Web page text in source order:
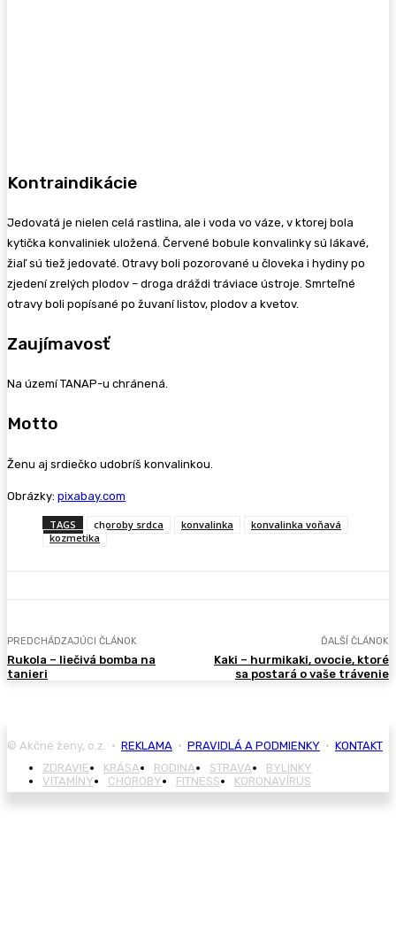
Kontraindikácie
Jedovatá je nielen celá rastlina, ale i voda vo váze, v ktorej bola
kytička konvaliniek uložená. Červené bobule konvalinky sú lákavé,
žiaľ sú tiež jedovaté. Otravy boli pozorované u človeka i hydiny po
zjedení zrelých plodov – droga dráždi tráviace ústroje. Smrteľné
otravy boli popísané po žuvaní listov, plodov a kvetov.
Zaujímavosť
Na území TANAP-u chránená.
Motto
Ženu aj srdiečko udobríš konvalinkou.
Obrázky: pixabay.com
TAGS choroby srdca konvalinka
konvalinka voňavá
kozmetika
PREDCHÁDZAJÚCI ČLÁNOK
Rukola – liečivá bomba na
tanieri
ĎALŠÍ ČLÁNOK
Kaki – hurmikaki, ovocie, ktoré
sa postará o vaše trávenie
© Akčné ženy, o.z. • REKLAMA • PRAVIDLÁ A PODMIENKY • KONTAKT
ZDRAVIE
KRÁSA RODINA STRAVA
BYLINKY
VITAMÍNY
CHOROBY FITNESS KORONAVÍRUS